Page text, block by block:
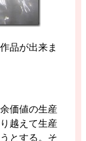
品が出来ま
価値の生産
越えて生産
とする。そ